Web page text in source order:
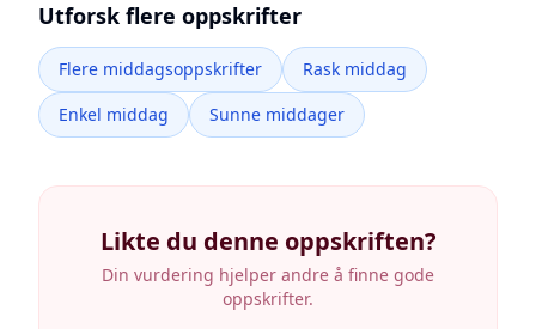
Utforsk flere oppskrifter
Flere middagsoppskrifter
Rask middag
Enkel middag
Sunne middager
Likte du denne oppskriften?
Din vurdering hjelper andre å finne gode
oppskrifter.